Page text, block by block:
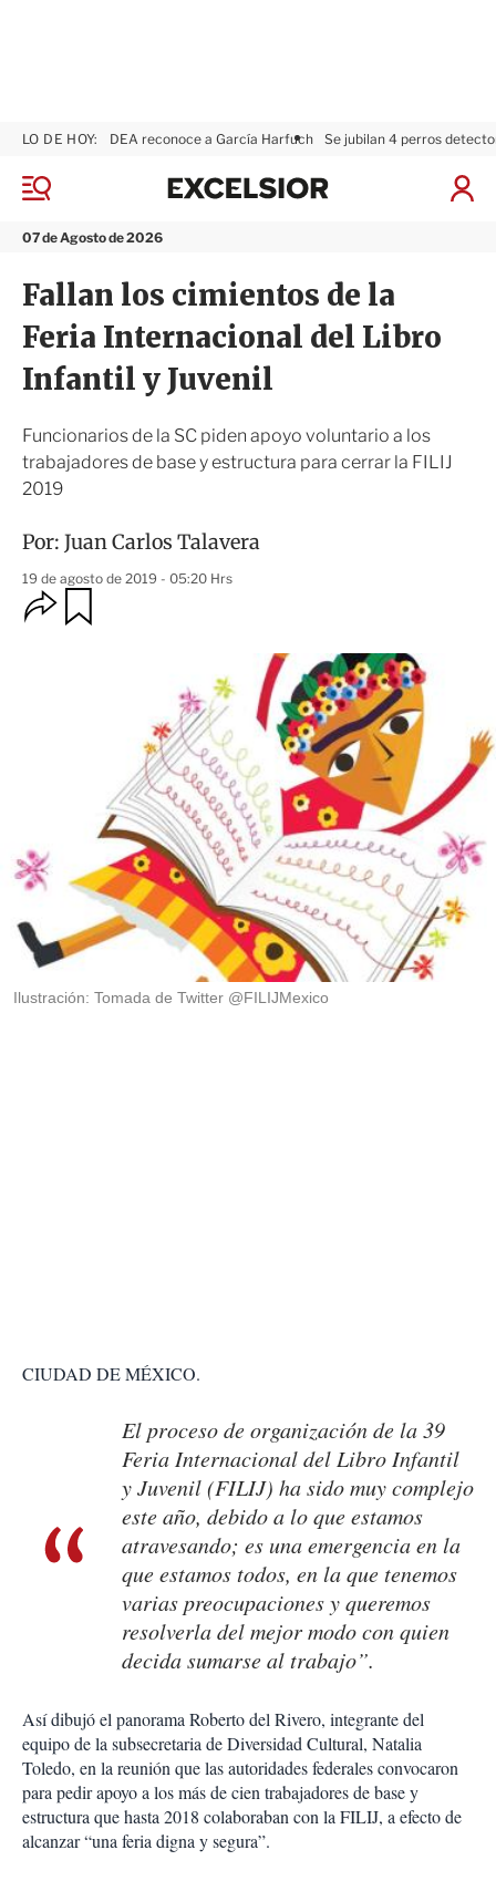
M
n
07 de Agosto de 2026
LO DE HOY: DEA reconoce a García Harfuch Se jubilan 4 perros
I
x
s
i
r
Fallan los cimientos de la
Feria Internacional del Libro
Infantil y Juvenil
Funcionarios de la SC piden apoyo voluntario a los
trabajadores de base y estructura para cerrar la FILIJ
2019
Por: Juan Carlos Talavera
19 de agosto de 2019 - 05:20 Hrs
O
p
a
t
i
Ilustración: Tomada de Twitter @FILIJMexico
CIUDAD DE MÉXICO.
El proceso de organización de la 39
Feria Internacional del Libro Infantil
y Juvenil (FILIJ) ha sido muy complejo
este año, debido a lo que estamos
atravesando; es una emergencia en la
que estamos todos, en la que tenemos
varias preocupaciones y queremos
resolverla del mejor modo con quien
decida sumarse al trabajo”.
Así dibujó el panorama Roberto del Rivero, integrante del
equipo de la subsecretaria de Diversidad Cultural, Natalia
Toledo, en la reunión que las autoridades federales convocaron
para pedir apoyo a los más de cien trabajadores de base y
estructura que hasta 2018 colaboraban con la FILIJ, a efecto de
alcanzar “una feria digna y segura”.